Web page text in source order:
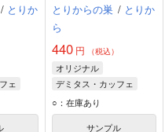
/ とりか
ェ
ラ
とりからの巣 / とりか
ら
440 円 （税込）
オリジナル
デミタス・カッフェ
マフィン・フラガ
ハルナス・アイザラ
○：在庫あり
サンプル